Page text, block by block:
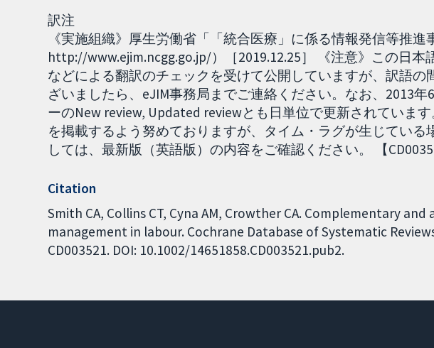
訳注
《実施組織》厚生労働省「「統合医療」に係る情報発信等推進
http://www.ejim.ncgg.go.jp/）［2019.12.25］ 《注意》この日
などによる翻訳のチェックを受けて公開していますが、訳語の
ざいましたら、eJIM事務局までご連絡ください。なお、2013年
ーのNew review, Updated reviewとも日単位で更新されていま
を掲載するよう努めておりますが、タイム・ラグが生じている
しては、最新版（英語版）の内容をご確認ください。 【
Citation
Smith CA, Collins CT, Cyna AM, Crowther CA. Complementary
management in labour. Cochrane Database of Systematic
CD003521. DOI: 10.1002/14651858.CD003521.pub2.